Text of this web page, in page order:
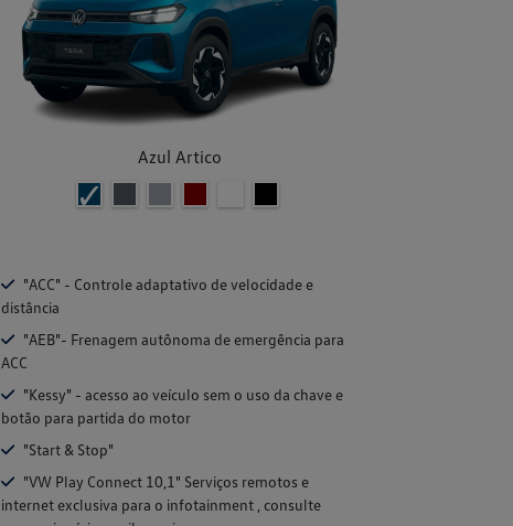
Azul Artico
"ACC" - Controle adaptativo de velocidade e
distância
"AEB"- Frenagem autônoma de emergência para
ACC
"Kessy" - acesso ao veículo sem o uso da chave e
botão para partida do motor
"Start & Stop"
"VW Play Connect 10,1" Serviços remotos e
internet exclusiva para o infotainment , consulte